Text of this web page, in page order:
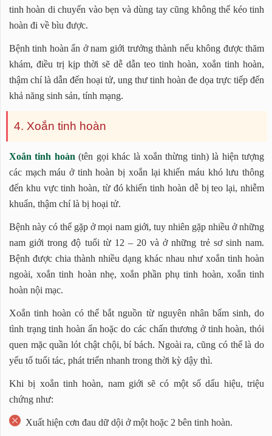
tinh hoàn di chuyển vào bẹn và dùng tay cũng không thể kéo tinh
hoàn đi về bìu được.
Bệnh tinh hoàn ẩn ở nam giới trưởng thành nếu không được thăm
khám, điều trị kịp thời sẽ dễ dẫn teo tinh hoàn, xoắn tinh hoàn,
thậm chí là dẫn đến hoại tử, ung thư tinh hoàn đe dọa trực tiếp đến
khả năng sinh sản, tính mạng.
4. Xoắn tinh hoàn
Xoắn tinh hoàn (tên gọi khác là xoắn thừng tinh) là hiện tượng
các mạch máu ở tinh hoàn bị xoắn lại khiến máu khó lưu thông
đến khu vực tinh hoàn, từ đó khiến tinh hoàn dễ bị teo lại, nhiễm
khuẩn, thậm chí là bị hoại tử.
Bệnh này có thể gặp ở mọi nam giới, tuy nhiên gặp nhiều ở những
nam giới trong độ tuổi từ 12 – 20 và ở những trẻ sơ sinh nam.
Bệnh được chia thành nhiều dạng khác nhau như xoắn tinh hoàn
ngoài, xoắn tinh hoàn nhẹ, xoắn phần phụ tinh hoàn, xoắn tinh
hoàn nội mạc.
Xoắn tinh hoàn có thể bắt nguồn từ nguyên nhân bẩm sinh, do
tình trạng tinh hoàn ẩn hoặc do các chấn thương ở tinh hoàn, thói
quen mặc quần lót chật chội, bí bách. Ngoài ra, cũng có thể là do
yếu tố tuổi tác, phát triển nhanh trong thời kỳ dậy thì.
Khi bị xoắn tinh hoàn, nam giới sẽ có một số dấu hiệu, triệu
chứng như:
Xuất hiện cơn đau dữ dội ở một hoặc 2 bên tinh hoàn.